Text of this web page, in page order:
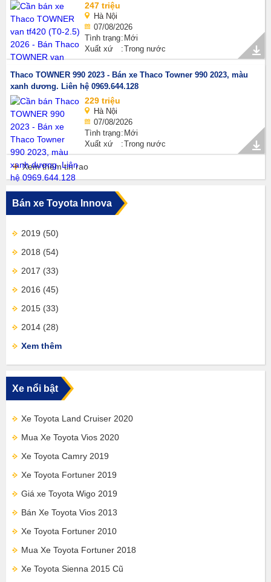
247 triệu
Hà Nội
07/08/2026
Tình trạng Mới
Xuất xứ
Trong nước
Thaco TOWNER 990 2023 - Bán xe Thaco Towner 990 2023, màu
xanh dương. Liên hệ 0969.644.128
229 triệu
Hà Nội
07/08/2026
Tình trạng Mới
Xuất xứ
Trong nước
Xem thêm tin rao
Bán xe Toyota Innova
2019 (50)
2018 (54)
2017 (33)
2016 (45)
2015 (33)
2014 (28)
Xem thêm
Xe nổi bật
Xe Toyota Land Cruiser 2020
Mua Xe Toyota Vios 2020
Xe Toyota Camry 2019
Xe Toyota Fortuner 2019
Giá xe Toyota Wigo 2019
Bán Xe Toyota Vios 2013
Xe Toyota Fortuner 2010
Mua Xe Toyota Fortuner 2018
Xe Toyota Sienna 2015 Cũ